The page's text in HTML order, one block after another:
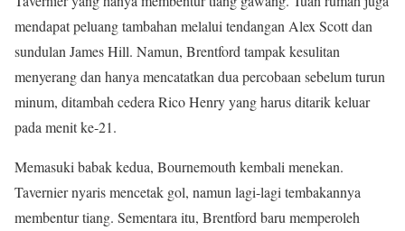
mendapat peluang tambahan melalui tendangan Alex Scott dan
sundulan James Hill. Namun, Brentford tampak kesulitan
menyerang dan hanya mencatatkan dua percobaan sebelum turun
minum, ditambah cedera Rico Henry yang harus ditarik keluar
pada menit ke-21.
Memasuki babak kedua, Bournemouth kembali menekan.
Tavernier nyaris mencetak gol, namun lagi-lagi tembakannya
membentur tiang. Sementara itu, Brentford baru memperoleh